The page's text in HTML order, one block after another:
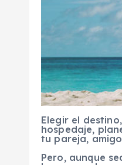
Elegir el
hospedaje,
tu pareja,
Pero, aunque